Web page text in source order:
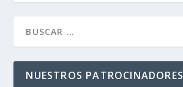
NUESTROS PATROCINADORES